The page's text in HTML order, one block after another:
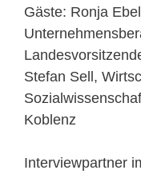
Gäste: Ronja
Stefan Sell,
Koblenz
Interviewpartner